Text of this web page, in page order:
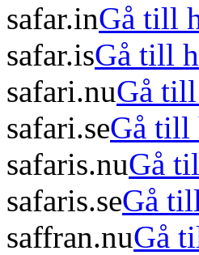
safar.inGå till
safar.isGå till
safari.nuGå
safari.seGå till
safaris.nuGå
safaris.seGå
saffran.nuGå